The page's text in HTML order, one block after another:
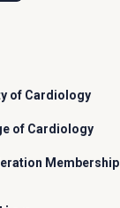
of Cardiology
of Cardiology
Membership